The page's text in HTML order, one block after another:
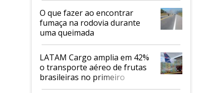
O que fazer ao encontrar
fumaça na rodovia durante
uma queimada
LATAM Cargo amplia em 42%
o transporte aéreo de frutas
brasileiras no primeiro
semestre